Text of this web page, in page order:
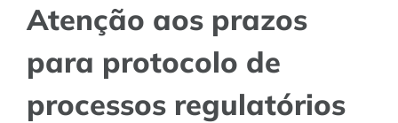
Atenção aos prazos
para protocolo de
processos regulatórios